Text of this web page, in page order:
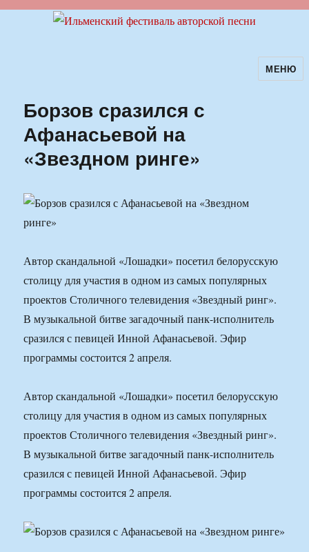
Ильменский фестиваль авторскойМЕНЮ
Борзов сразился с
Афанасьевой на
«Звездном ринге»
Автор скандальной «Лошадки» посетил белорусскую
столицу для участия в одном из самых популярных
проектов Столичного телевидения «Звездный ринг».
В музыкальной битве загадочный панк-исполнитель
сразился с певицей Инной Афанасьевой. Эфир
программы состоится 2 апреля.
Автор скандальной «Лошадки» посетил белорусскую
столицу для участия в одном из самых популярных
проектов Столичного телевидения «Звездный ринг».
В музыкальной битве загадочный панк-исполнитель
сразился с певицей Инной Афанасьевой. Эфир
программы состоится 2 апреля.